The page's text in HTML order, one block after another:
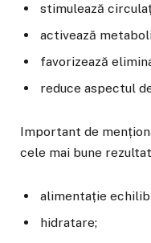
stimulează
activează
favorizează
reduce aspectul
Important de
cele mai bune
alimentație
hidratare;